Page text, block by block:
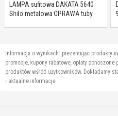
LAMPA sufitowa DAKATA 5640
Shilo metalowa OPRAWA tuby
Informacja o wynikach: prezentując produkty
promocje, kupony rabatowe, opłaty
produktów wśród użytkowników. Dokładamy
i aktualne informacje.